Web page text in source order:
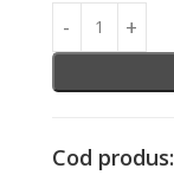
Cod produs: